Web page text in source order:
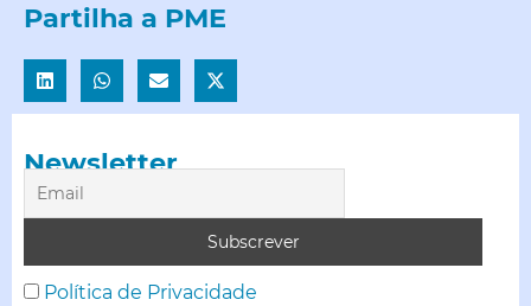
Partilha a PME
Newsletter
Política de Privacidade